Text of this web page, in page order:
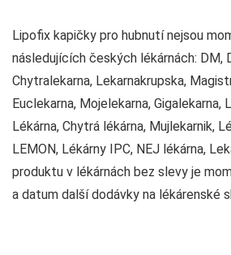
Lipofix kapičky pro hubnutí nejsou
následujících českých lékárnách: DM,
Chytralekarna, Lekarnakrupska,
Euclekarna, Mojelekarna, Gigalekarna,
Lékárna, Chytrá lékárna, Mujlekarnik,
LEMON, Lékárny IPC, NEJ lékárna,
produktu v lékárnách bez slevy je
a datum další dodávky na lékárenské